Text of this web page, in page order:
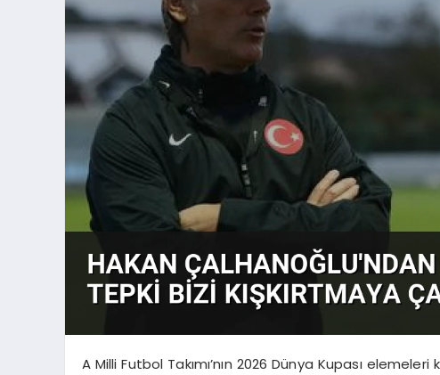
A Milli Futbol Takımı’nın 2026 Dünya Kupası